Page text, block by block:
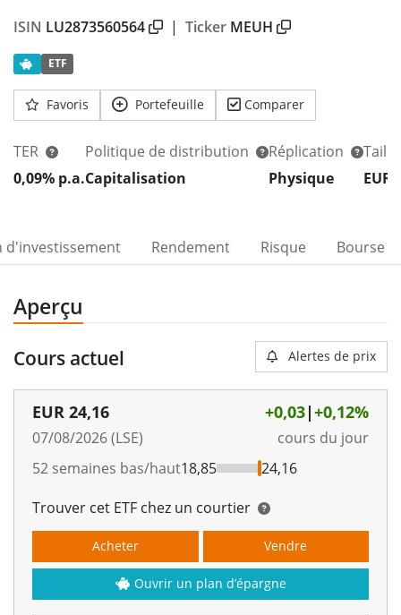
ISIN LU2873560564 | Ticker MEUH
ETF
Favoris Portefeuille Comparer
TER
0,09% p.a.
Politique de distribution
Capitalisation
Réplication
Physique
EUR
d'investissement Rendement Risque Bourse
Aperçu
Cours actuel Alertes de prix
EUR 24,16
07/08/2026 (LSE)
+0,03|+0,12%
cours du jour
52 semaines bas/haut18,85
24,16
Trouver cet ETF chez un courtier
Acheter Vendre
Ouvrir un plan d’épargne